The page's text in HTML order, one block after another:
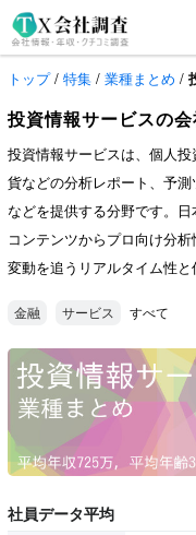
トップ/ 特集 / 業種まとめ /
投資情報サービスの
投資情報サービスは、個人
貨などの分析レポート、予
などを提供する分野です。
コンテンツからプロ向け分
変動を追うリアルタイム性と
金融 サービス すべて
社員データ平均